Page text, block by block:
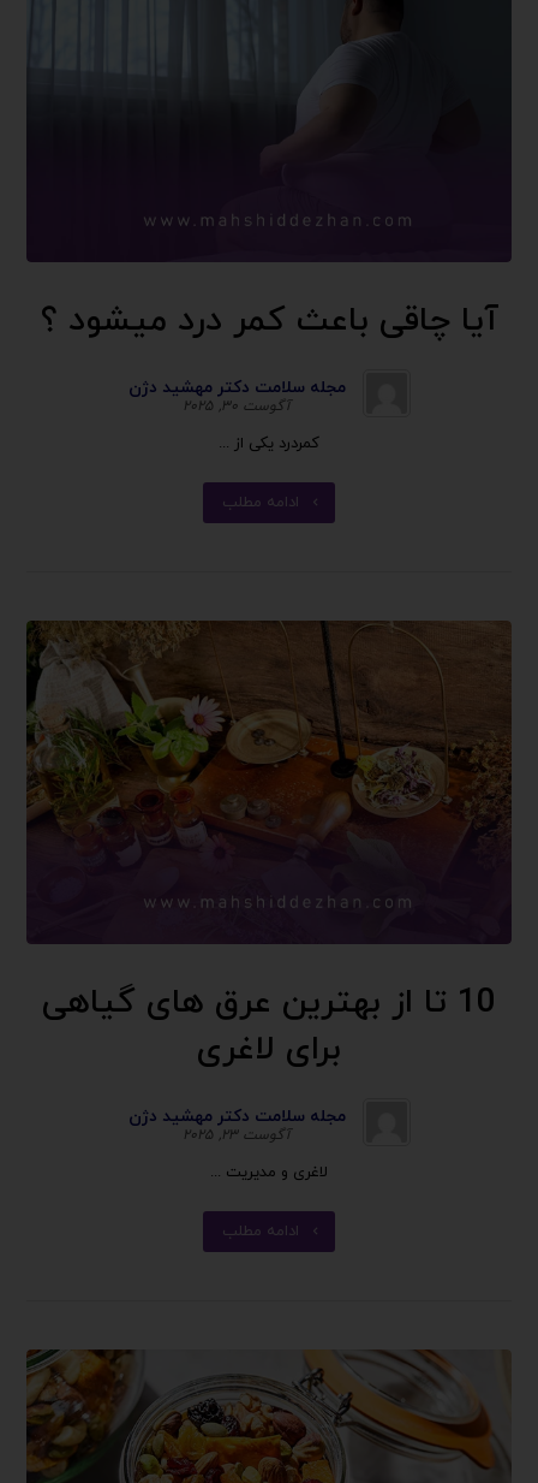
آیا چاقی باعث کمر درد میشود ؟
مجله سلامت دکتر مهشید دژن
آگوست ۳۰, ۲۰۲۵
کمردرد یکی از ...
ادامه مطلب
10 تا از بهترین عرق های گیاهی
برای لاغری
مجله سلامت دکتر مهشید دژن
آگوست ۲۳, ۲۰۲۵
لاغری و مدیریت ...
ادامه مطلب